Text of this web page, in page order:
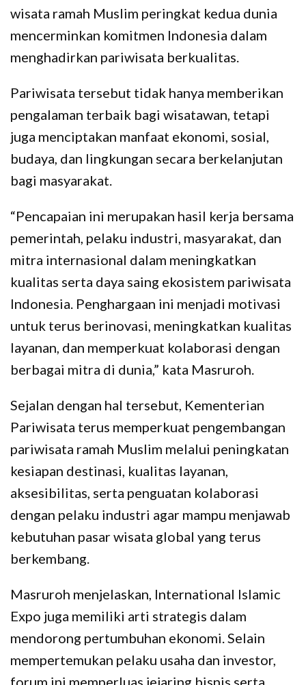
wisata ramah Muslim peringkat kedua dunia
mencerminkan komitmen Indonesia dalam
menghadirkan pariwisata berkualitas.
Pariwisata tersebut tidak hanya memberikan
pengalaman terbaik bagi wisatawan, tetapi
juga menciptakan manfaat ekonomi, sosial,
budaya, dan lingkungan secara berkelanjutan
bagi masyarakat.
“Pencapaian ini merupakan hasil kerja bersama
pemerintah, pelaku industri, masyarakat, dan
mitra internasional dalam meningkatkan
kualitas serta daya saing ekosistem pariwisata
Indonesia. Penghargaan ini menjadi motivasi
untuk terus berinovasi, meningkatkan kualitas
layanan, dan memperkuat kolaborasi dengan
berbagai mitra di dunia,” kata Masruroh.
Sejalan dengan hal tersebut, Kementerian
Pariwisata terus memperkuat pengembangan
pariwisata ramah Muslim melalui peningkatan
kesiapan destinasi, kualitas layanan,
aksesibilitas, serta penguatan kolaborasi
dengan pelaku industri agar mampu menjawab
kebutuhan pasar wisata global yang terus
berkembang.
Masruroh menjelaskan, International Islamic
Expo juga memiliki arti strategis dalam
mendorong pertumbuhan ekonomi. Selain
mempertemukan pelaku usaha dan investor,
forum ini memperluas jejaring bisnis serta